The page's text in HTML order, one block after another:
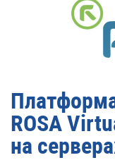
ROSA
на